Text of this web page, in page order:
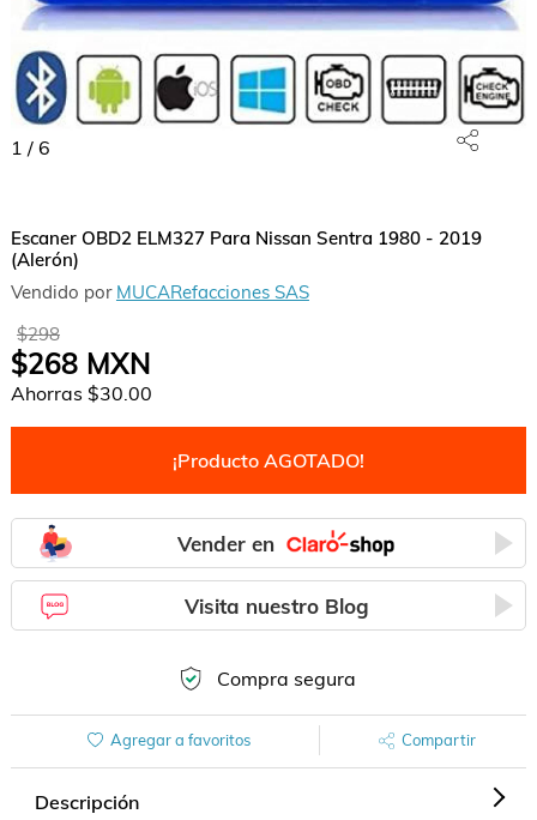
1 / 6
Escaner OBD2 ELM327 Para Nissan Sentra 1980 - 2019
(Alerón)
Vendido por MUCARefacciones SAS
$298
$268MXN
Ahorras $30.00
¡Producto AGOTADO!
Vender en
Visita nuestro Blog
Compra segura
Agregar a favoritos Compartir
Descripción